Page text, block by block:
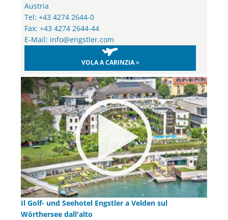
Austria
Tel: +43 4274 2644-0
Fax: +43 4274 2644-44
E-Mail: info@engstler.com
VOLA A CARINZIA >
Il Golf- und Seehotel Engstler a Velden sul
Wörthersee dall'alto